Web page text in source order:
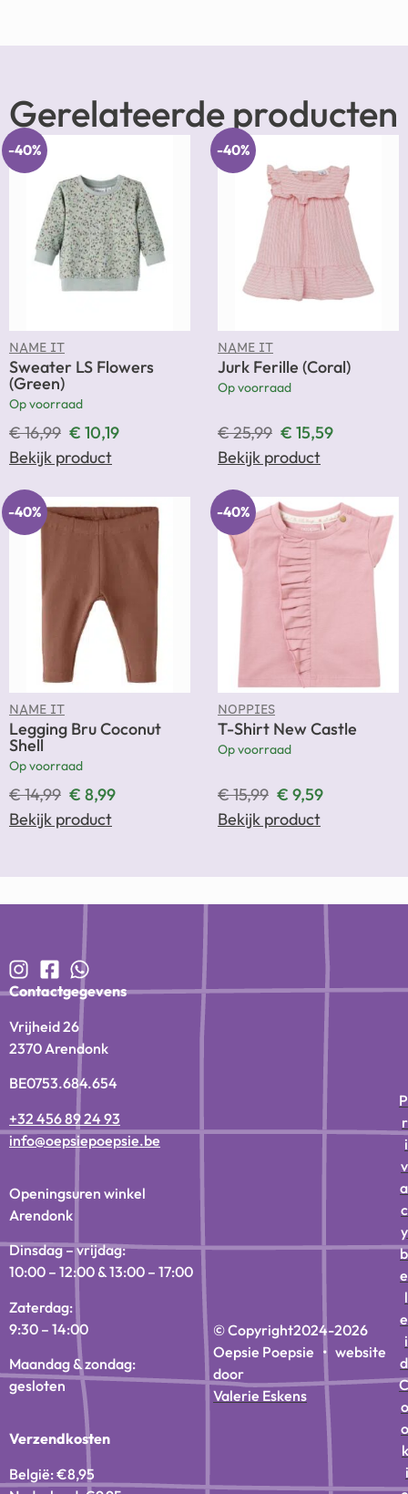
Gerelateerde producten
-40%
NAME IT
Sweater LS Flowers
(Green)
Op voorraad
€16,99 € 10,19
Bekijk product
-40%
NAME IT
Jurk Ferille (Coral)
Op voorraad
€25,99 € 15,59
Bekijk product
-40%
NAME IT
Legging Bru Coconut
Shell
Op voorraad
€14,99 € 8,99
Bekijk product
-40%
NOPPIES
T-Shirt New Castle
Op voorraad
€15,99 € 9,59
Bekijk product
Contactgegevens
Vrijheid 26
2370 Arendonk
BE0753.684.654
+32 456 89 24 93
info@oepsiepoepsie.be
Openingsuren winkel
Arendonk
Dinsdag – vrijdag:
10:00 – 12:00 & 13:00 – 17:00
Zaterdag:
9:30 – 14:00
Maandag & zondag:
gesloten
Verzendkosten
België: €8,95
© Copyright2024-2026
Oepsie Poepsie • website
door
Valerie Eskens
P
r
i
v
a
c
y
b
e
l
e
i
d
C
o
o
k
i